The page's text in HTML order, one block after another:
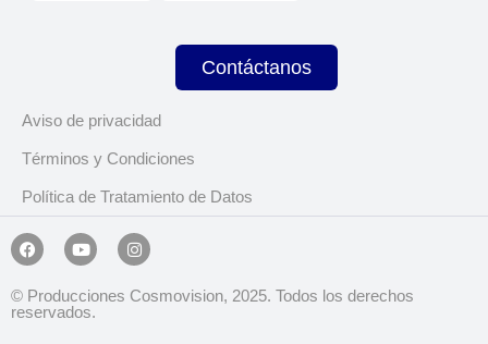
Contáctanos
Aviso de privacidad
Términos y Condiciones
Política de Tratamiento de Datos
© Producciones Cosmovision, 2025. Todos los derechos
reservados.